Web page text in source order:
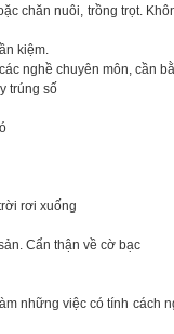
chăn nuôi, trồng trọt.
kiệm.
nghề chuyên môn, cần
trúng số
rơi xuống
Cẩn thận về cờ bạc
những việc có tính cách